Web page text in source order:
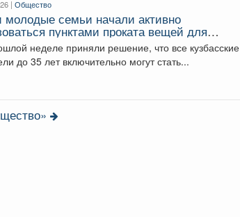
|Общество
семьи начали активно
пунктами проката вещей для
неделе приняли решение, что все кузбасские
до 35 лет включительно могут стать...